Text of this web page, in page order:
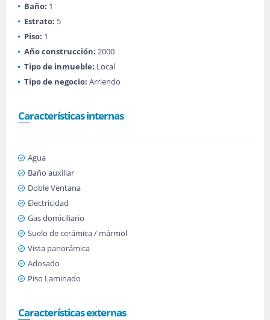
Baño: 1
Estrato: 5
Piso: 1
Año construcción: 2000
Tipo de inmueble: Local
Tipo de negocio: Arriendo
Características internas
Agua
Baño auxiliar
Doble Ventana
Electricidad
Gas domiciliario
Suelo de cerámica / mármol
Vista panorámica
Adosado
Piso Laminado
Características externas